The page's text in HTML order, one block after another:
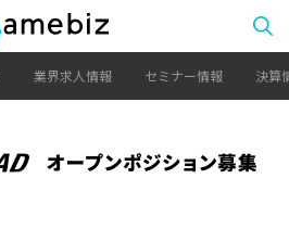
業界求人情報 セミナー情報 決算